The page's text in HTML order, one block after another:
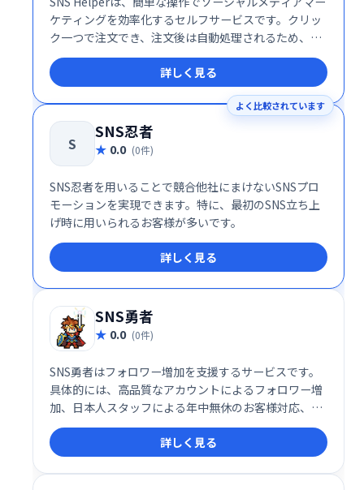
ケティングを効率化するセルフサービスです。クリッ
ク一つで注文でき、注文後は自動処理されるため、手
間なくマーケティング活動を進められます。手軽に始
められるソーシャルメディア戦略の強力な味方です。
詳しく見る
よく比較されています
S
SNS忍者
0.0 (0件)
SNS忍者を用いることで競合他社にまけないSNSプロ
モーションを実現できます。特に、最初のSNS立ち上
げ時に用いられるお客様が多いです。
詳しく見る
SNS勇者
0.0 (0件)
SNS勇者はフォロワー増加を支援するサービスです。
具体的には、高品質なアカウントによるフォロワー増
加、日本人スタッフによる年中無休のお客様対応、減
少補填、返金保証を揃えた安心できる環境の整備を強
みとしており、お客様のSNSプロモーションを支援し
ております。
詳しく見る